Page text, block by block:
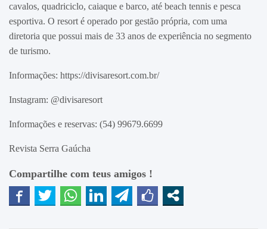
cavalos, quadriciclo, caiaque e barco, até beach tennis e pesca
esportiva. O resort é operado por gestão própria, com uma
diretoria que possui mais de 33 anos de experiência no segmento
de turismo.
Informações: https://divisaresort.com.br/
Instagram: @divisaresort
Informações e reservas: (54) 99679.6699
Revista Serra Gaúcha
Compartilhe com teus amigos !